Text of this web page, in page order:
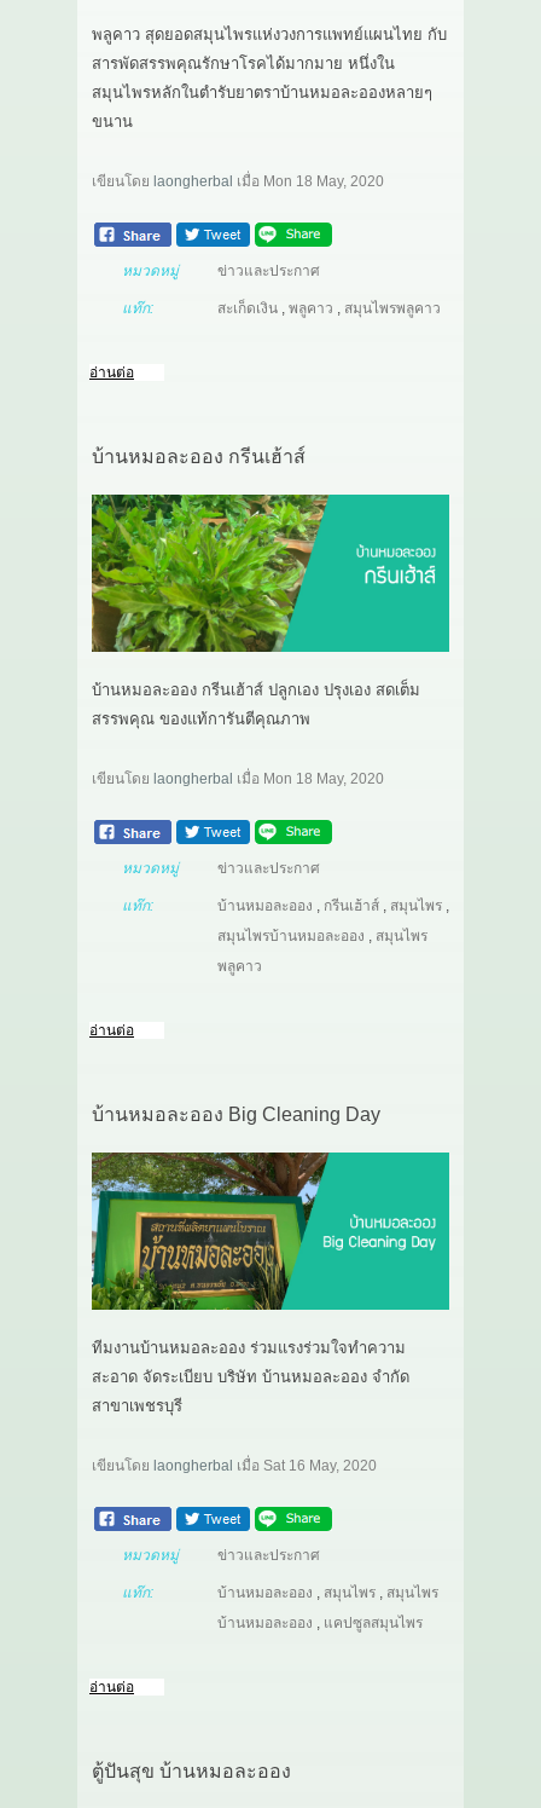
พลูคาว สุดยอดสมุนไพรแห่งวงการแพทย์แผนไทย กับ
สารพัดสรรพคุณรักษาโรคได้มากมาย หนึ่งใน
สมุนไพรหลักในตำรับยาตราบ้านหมอละอองหลายๆ
ขนาน
เขียนโดย laongherbal เมื่อ Mon 18 May, 2020
หมวดหมู่ ข่าวและประกาศ
แท๊ก: สะเก็ดเงิน, พลูคาว สมุนไพรพลูคาว
อ่านต่อ
บ้านหมอละออง กรีนเฮ้าส์
บ้านหมอละออง กรีนเฮ้าส์ ปลูกเอง ปรุงเอง สดเต็ม
สรรพคุณ ของแท้การันตีคุณภาพ
เขียนโดย laongherbal เมื่อ Mon 18 May, 2020
หมวดหมู่ ข่าวและประกาศ
แท๊ก: บ้านหมอละออง กรีนเฮ้าส์, สมุนไพร,
สมุนไพรบ้านหมอละออง
สมุนไพร
พลูคาว
อ่านต่อ
บ้านหมอละออง Big Cleaning Day
ทีมงานบ้านหมอละออง ร่วมแรงร่วมใจทำความ
สะอาด จัดระเบียบ บริษัท บ้านหมอละออง จำกัด
สาขาเพชรบุรี
เขียนโดย laongherbal เมื่อ Sat 16 May, 2020
หมวดหมู่ ข่าวและประกาศ
แท๊ก: บ้านหมอละออง สมุนไพร,
สมุนไพร
บ้านหมอละออง
แคปซูลสมุนไพร
อ่านต่อ
ตู้ปันสุข บ้านหมอละออง